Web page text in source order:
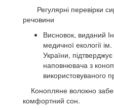
Регулярні перевірки
речовини
Висновок, виданий
медичної екології
України,
наповнювача з
використовуваного
Конопляне волокно
комфортний сон.